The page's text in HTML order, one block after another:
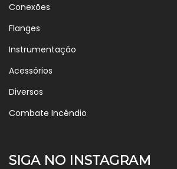
Conexões
Flanges
Instrumentação
Acessórios
Diversos
Combate Incêndio
SIGA NO INSTAGRAM